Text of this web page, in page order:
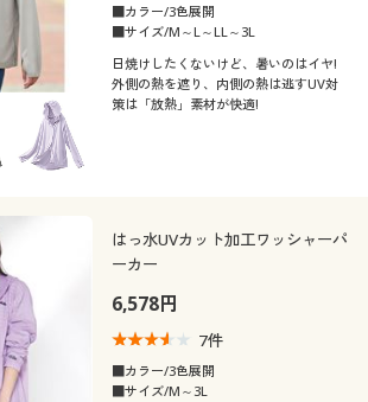
■カラー/3色展開
■サイズ/M～L～LL～3L
日焼けしたくないけど、暑いのはイヤ!
外側の熱を遮り、内側の熱は逃すUV対
策は「放熱」素材が快適!
はっ水UVカット加工ワッシャーパ
ーカー
6,578円
7件
■カラー/3色展開
■サイズ/M～3L